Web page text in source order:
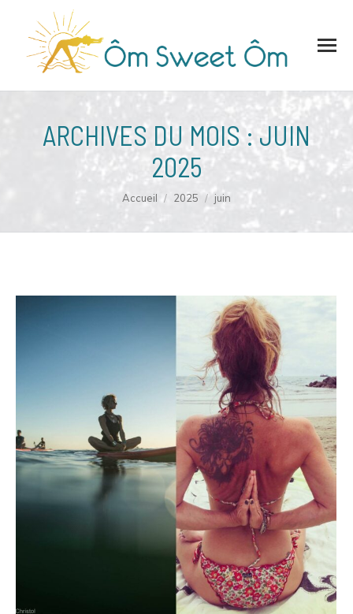
ARCHIVES DU MOIS : JUIN
2025
Vous êtes ici : Accueil 2025 juin